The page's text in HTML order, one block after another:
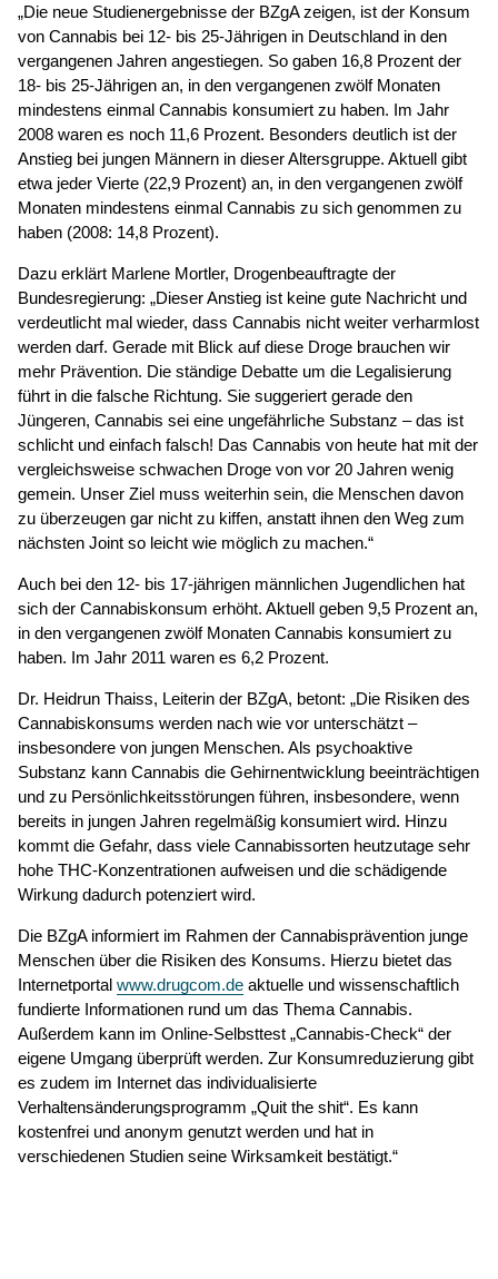
„Die neue Studienergebnisse der BZgA zeigen, ist der Konsum
von Cannabis bei 12- bis 25-Jährigen in Deutschland in den
vergangenen Jahren angestiegen. So gaben 16,8 Prozent der
18- bis 25-Jährigen an, in den vergangenen zwölf Monaten
mindestens einmal Cannabis konsumiert zu haben. Im Jahr
2008 waren es noch 11,6 Prozent. Besonders deutlich ist der
Anstieg bei jungen Männern in dieser Altersgruppe. Aktuell gibt
etwa jeder Vierte (22,9 Prozent) an, in den vergangenen zwölf
Monaten mindestens einmal Cannabis zu sich genommen zu
haben (2008: 14,8 Prozent).
Dazu erklärt Marlene Mortler, Drogenbeauftragte der
Bundesregierung: „Dieser Anstieg ist keine gute Nachricht und
verdeutlicht mal wieder, dass Cannabis nicht weiter verharmlost
werden darf. Gerade mit Blick auf diese Droge brauchen wir
mehr Prävention. Die ständige Debatte um die Legalisierung
führt in die falsche Richtung. Sie suggeriert gerade den
Jüngeren, Cannabis sei eine ungefährliche Substanz – das ist
schlicht und einfach falsch! Das Cannabis von heute hat mit der
vergleichsweise schwachen Droge von vor 20 Jahren wenig
gemein. Unser Ziel muss weiterhin sein, die Menschen davon
zu überzeugen gar nicht zu kiffen, anstatt ihnen den Weg zum
nächsten Joint so leicht wie möglich zu machen.“
Auch bei den 12- bis 17-jährigen männlichen Jugendlichen hat
sich der Cannabiskonsum erhöht. Aktuell geben 9,5 Prozent an,
in den vergangenen zwölf Monaten Cannabis konsumiert zu
haben. Im Jahr 2011 waren es 6,2 Prozent.
Dr. Heidrun Thaiss, Leiterin der BZgA, betont: „Die Risiken des
Cannabiskonsums werden nach wie vor unterschätzt –
insbesondere von jungen Menschen. Als psychoaktive
Substanz kann Cannabis die Gehirnentwicklung beeinträchtigen
und zu Persönlichkeitsstörungen führen, insbesondere, wenn
bereits in jungen Jahren regelmäßig konsumiert wird. Hinzu
kommt die Gefahr, dass viele Cannabissorten heutzutage sehr
hohe THC-Konzentrationen aufweisen und die schädigende
Wirkung dadurch potenziert wird.
Die BZgA informiert im Rahmen der Cannabisprävention junge
Menschen über die Risiken des Konsums. Hierzu bietet das
Internetportal www.drugcom.de aktuelle und wissenschaftlich
fundierte Informationen rund um das Thema Cannabis.
Außerdem kann im Online-Selbsttest „Cannabis-Check“ der
eigene Umgang überprüft werden. Zur Konsumreduzierung gibt
es zudem im Internet das individualisierte
Verhaltensänderungsprogramm „Quit the shit“. Es kann
kostenfrei und anonym genutzt werden und hat in
verschiedenen Studien seine Wirksamkeit bestätigt.“